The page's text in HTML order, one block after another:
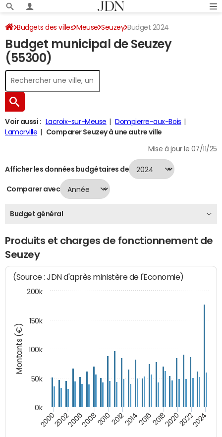
Budgets des villes Meuse Seuzey Budget 2024
Budget municipal de Seuzey
(55300)
Voir aussi : Lacroix-sur-Meuse
Dompierre-aux-Bois
Lamorville
Comparer Seuzey à une autre ville
Mise à jour le 07/11/25
Afficher les données budgétaires de
Comparer avec
Budget général
Produits et charges de fonctionnement de
Seuzey
Montants (€)
(Source : JDN d'après ministère de l'Economie)
200020022006200820102012201420162018202020222024
0k
50k
100k
150k
200k